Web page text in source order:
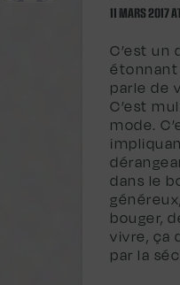
11 MARS 2017
C’est un
étonnant
parle de
C’est
mode.
dans le
bouger,
vivre, ça
par la